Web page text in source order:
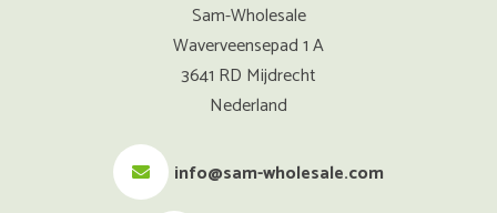
Sam-Wholesale
Waverveensepad 1 A
3641 RD Mijdrecht
Nederland
info@sam-wholesale.com